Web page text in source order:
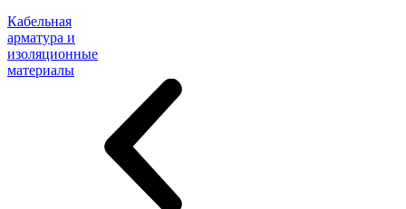
Кабельная
арматура и
изоляционные
материалы